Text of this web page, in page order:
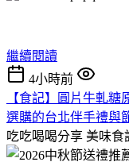
繼續閱讀
4小時前
【食記】圓片牛軋
選購的台北伴手禮與
吃吃喝喝分享 美味食